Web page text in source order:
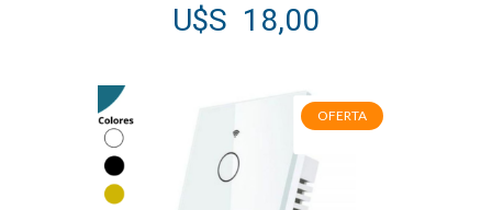
U$S 18,00
OFERTA